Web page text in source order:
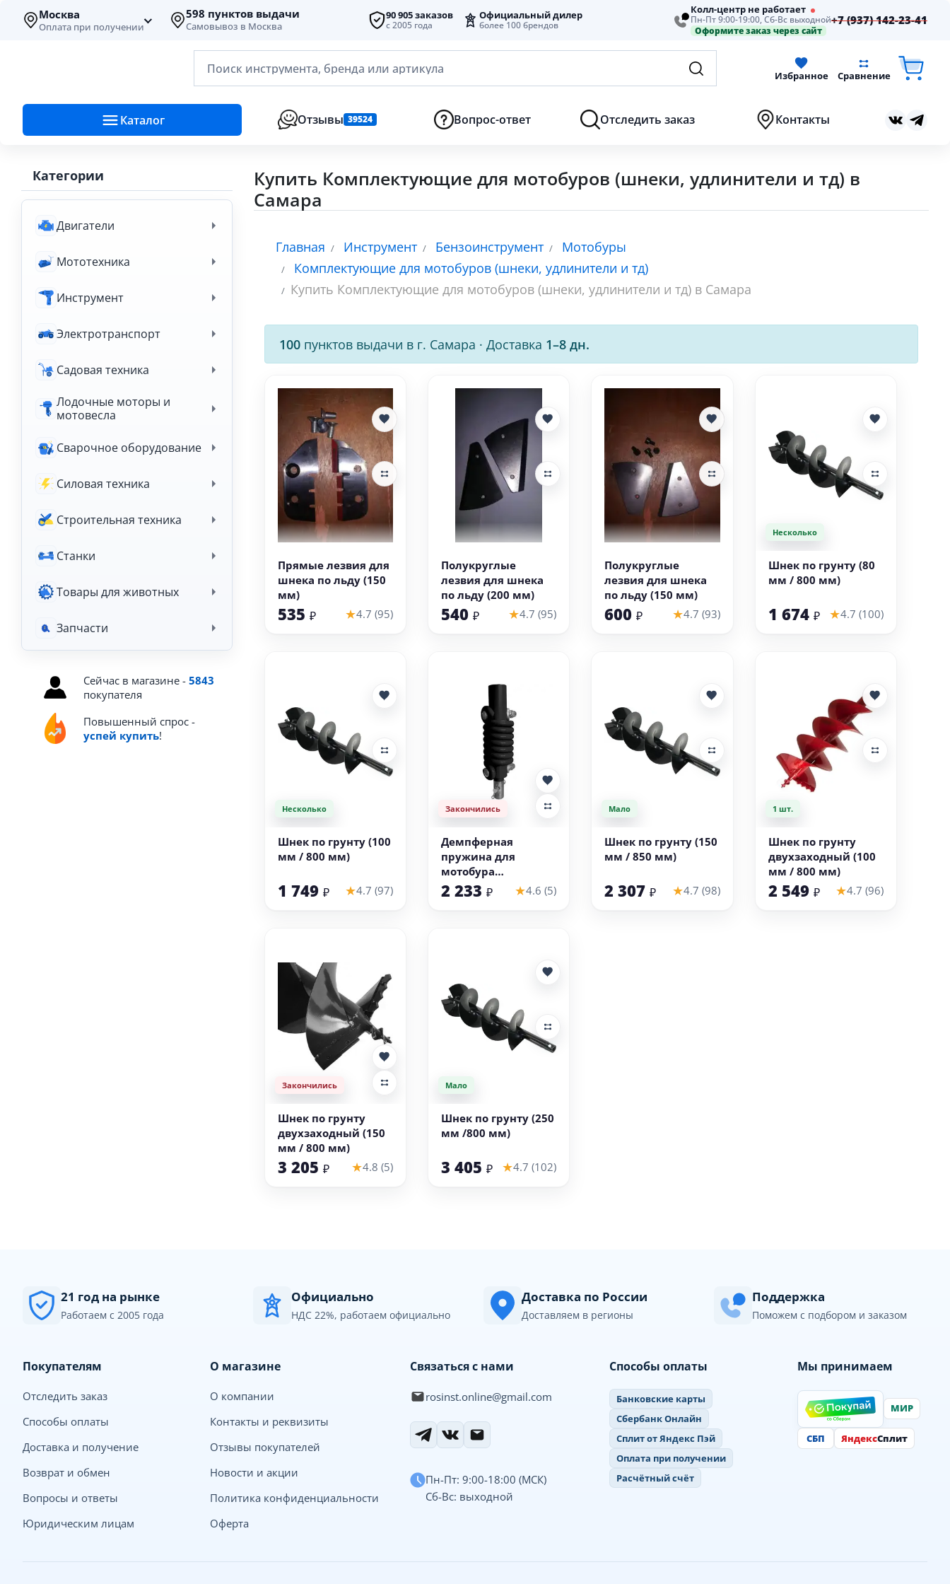
Москва
Оплата при получении
598 пунктов выдачи
Самовывоз в Москва
90 905 заказов
с 2005 года
Официальный дилер
более 100 брендов
Колл-центр не работает
Пн-Пт 9:00-19:00, Сб-Вс выходной
Оформите заказ через сайт
+7 (937) 142-23-41
Поиск инструмента, бренда или артикула Избранное Сравнение
Каталог Отзывы 39524 Вопрос-ответ Отследить заказ Контакты
Категории
Двигатели
Мототехника
Инструмент
Электротранспорт
Садовая техника
Лодочные моторы и
мотовесла
Сварочное оборудование
Силовая техника
Строительная техника
Станки
Товары для животных
Запчасти
Сейчас в магазине - 5843
покупателя
Повышенный спрос -
успей купить!
Купить Комплектующие для мотобуров (шнеки, удлинители и тд) в
Самара
Главная Инструмент Бензоинструмент
Мотобуры
Комплектующие для мотобуров (шнеки, удлинители и тд)
Купить Комплектующие для мотобуров (шнеки, удлинители и тд) в Самара
100пунктов выдачи в г. Самара · Доставка 1–8 дн.
В корзину
Прямые лезвия для
шнека по льду (150
мм)
535 ₽ ★4.7 (95)
В корзину
Полукруглые
лезвия для шнека
по льду (200 мм)
540 ₽ ★4.7 (95)
В корзину
Полукруглые
лезвия для шнека
по льду (150 мм)
600₽ ★4.7 (93)
НесколькоВ корзину
Шнек по грунту (80
мм / 800 мм)
1 674 ₽ ★4.7 (100)
НесколькоВ корзину
Шнек по грунту (100
мм / 800 мм)
1 749 ₽ ★4.7 (97)
Закончились
Демпферная
пружина для
мотобура
(пружинный
адаптер)
2 233 ₽ ★4.6 (5)
Мало
Шнек по грунту (150
мм / 850 мм)
2 307₽ ★4.7 (98)
1 шт.
Шнек по грунту
двухзаходный (100
мм / 800 мм)
2 549 ₽ ★4.7 (96)
Закончились
Шнек по грунту
двухзаходный (150
мм / 800 мм)
3 205 ₽ ★4.8 (5)
Мало
Шнек по грунту (250
мм /800 мм)
3 405 ₽ ★4.7 (102)
21 год на рынке
Работаем с 2005 года
Официально
НДС 22%, работаем официально
Доставка по России
Доставляем в регионы
Поддержка
Поможем с подбором и заказом
Покупателям
Отследить заказ
Способы оплаты
Доставка и получение
Возврат и обмен
Вопросы и ответы
Юридическим лицам
О магазине
О компании
Контакты и реквизиты
Отзывы покупателей
Новости и акции
Политика конфиденциальности
Оферта
Связаться с нами
rosinst.online@gmail.com
Пн-Пт: 9:00-18:00 (МСК)
Сб-Вс: выходной
Способы оплаты
Банковские карты
Сбербанк Онлайн
Сплит от Яндекс Пэй
Оплата при получении
Расчётный счёт
Мы принимаем
МИР
СБП ЯндексСплит